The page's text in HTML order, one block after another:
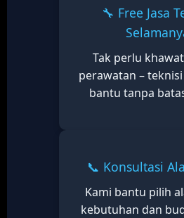
🔧 Free Jasa
Tak perlu
perawatan –
bantu tanpa
📞 Konsultasi
Kami bantu pilih
kebutuhan dan